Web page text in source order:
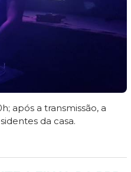
após a transmissão, a
da casa.